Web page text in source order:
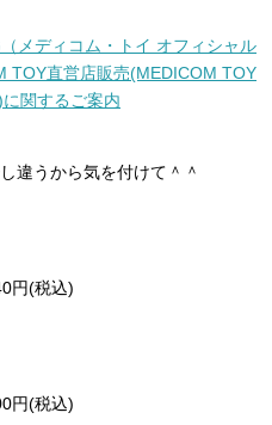
メディコム・トイ オフィシャル
TOY直営店販売(MEDICOM TOY
関するご案内
違うから気を付けて＾＾
円(税込)
円(税込)